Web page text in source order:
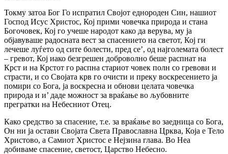
Токму затоа Бог Го испратил Својот еднороден Син, нашиот
Господ Исус Христос, Кој прими човечка природа и стана
Богочовек, Кој го учеше народот како да верува, му ја
објавуваше радосната вест за спасението на светот, Кој ги
лечеше луѓето од сите болести, пред се’, од најголемата болест
– гревот, Кој иако безгрешен доброволно беше распнат на
Крст и на Крстот го распна стариот човек полн co гревови и
страсти, и co Својата крв го очисти и преку воскресението ја
помири co Бога, ја воскресна и обнови целата човечка
природа и и’ даде можност за враќање во љубовните
прегратки на Небесниот Отец.
Како средство за спасение, т.е. за враќање во заедница co Бога,
Он ни ја остави Својата Света Православна Црква, Која е Тело
Христово, а Самиот Христос е Нејзина глава. Во Неа
добиваме спасение, светост, Царство Небесно.